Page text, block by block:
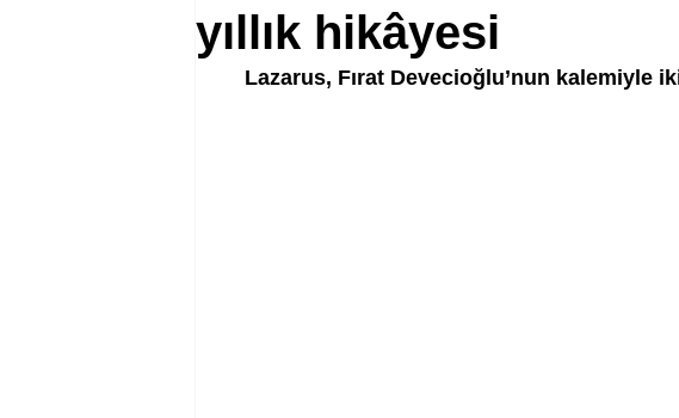
yıllık hikâyesi
Lazarus, Fırat Devecioğlu’nun kalemiyle